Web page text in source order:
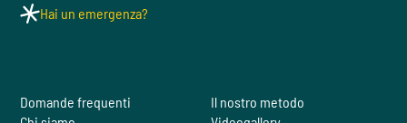
Hai un emergenza?
Domande frequenti
Il nostro metodo